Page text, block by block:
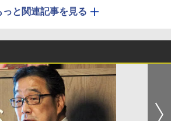
っと関連記事を見る